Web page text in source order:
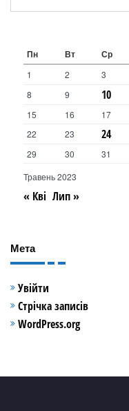
Травень 2023
Пн Вт Ср
1 2 3
8
9 10
15
16 17
22
23 24
29
30 31
« Кві Лип »
Мета
Увійти
Стрічка записів
WordPress.org